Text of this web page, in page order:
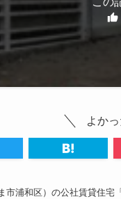
よか
市浦和区）の公社賃貸住宅